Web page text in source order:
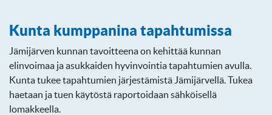
Kunta kumppanina tapahtumissa
Jämijärven kunnan tavoitteena on kehittää kunnan
elinvoimaa ja asukkaiden hyvinvointia tapahtumien avulla.
Kunta tukee tapahtumien järjestämistä Jämijärvellä. Tukea
haetaan ja tuen käytöstä raportoidaan sähköisellä
lomakkeella.